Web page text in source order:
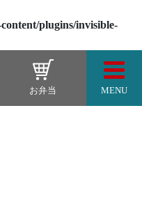
plugins/invisible-
MENU
お弁当